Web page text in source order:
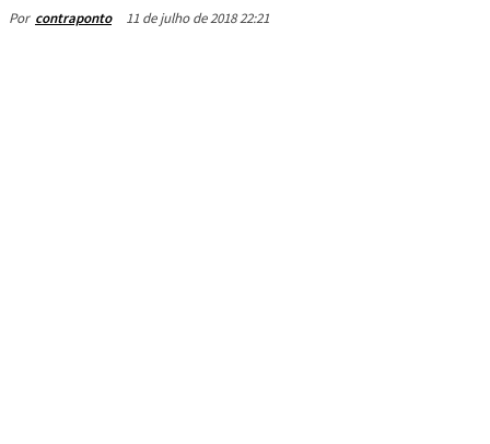
Por contraponto 11 de julho de 2018 22:21